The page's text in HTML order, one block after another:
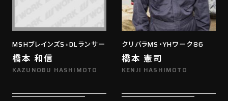
MSHブレインズS+DLランサー
橋本 和信
KAZUNOBU HASHIMOTO
クリバラMS・YHワーク86
橋本 憲司
KENJI HASHIMOTO